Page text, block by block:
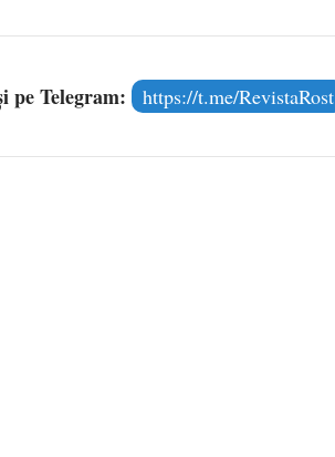
pe Telegram: https://t.me/RevistaRost